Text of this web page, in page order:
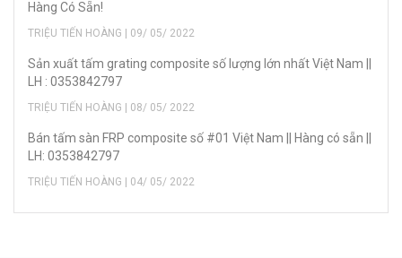
Hàng Có Sẵn!
TRIỆU TIẾN HOÀNG | 09/ 05/ 2022
Sản xuất tấm grating composite số lượng lớn nhất Việt Nam ||
LH : 0353842797
TRIỆU TIẾN HOÀNG | 08/ 05/ 2022
Bán tấm sàn FRP composite số #01 Việt Nam || Hàng có sẵn ||
LH: 0353842797
TRIỆU TIẾN HOÀNG | 04/ 05/ 2022